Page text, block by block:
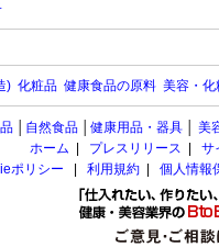
) 化粧品 健康食品の原料 美容・化
自然食品 健康用品・器具 美
ホーム
プレスリリース サ
ポリシー
利用規約 個人情報